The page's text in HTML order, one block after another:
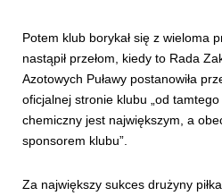
Potem klub borykał się z wieloma
nastąpił przełom, kiedy to Rada
Azotowych Puławy postanowiła
oficjalnej stronie klubu „od
chemiczny jest największym, a
sponsorem klubu”.
Za największy sukces drużyny